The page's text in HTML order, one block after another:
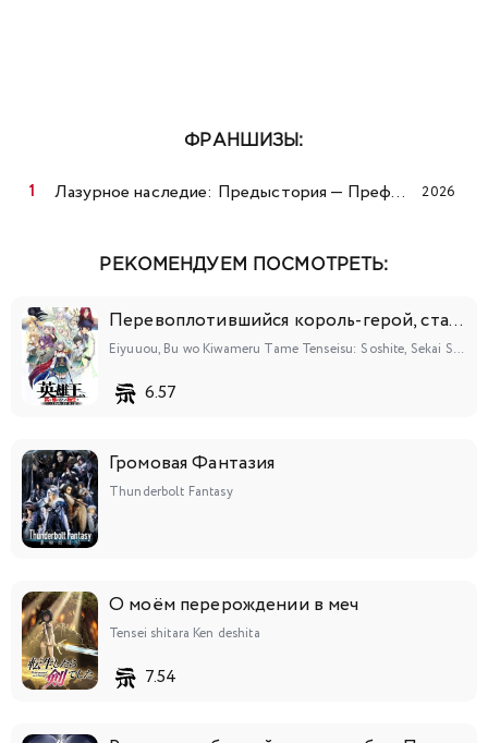
ФРАНШИЗЫ:
Лазурное наследие: Предыстория — Префектура Дуннин летом 2026
РЕКОМЕНДУЕМ ПОСМОТРЕТЬ:
Перевоплотившийся король-герой, ставший самой сильной ученицей рыцаря
Eiyuuou, Bu wo Kiwameru Tame Tenseisu: Soshite, Sekai Saikyou no Minarai Kishi♀
6.57
Громовая Фантазия
Thunderbolt Fantasy
О моём перерождении в меч
Tensei shitara Ken deshita
7.54